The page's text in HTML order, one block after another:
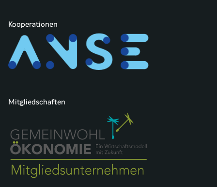
Kooperationen
Mitgliedschaften